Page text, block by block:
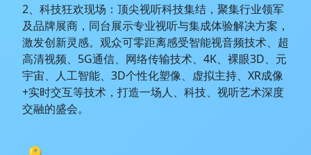
2、科技狂欢现场：顶尖视听科技集结，聚集行业领军
及品牌展商，同台展示专业视听与集成体验解决方案，
激发创新灵感。观众可零距离感受智能视音频技术、超
高清视频、5G通信、网络传输技术、4K、裸眼3D、元
宇宙、人工智能、3D个性化塑像、虚拟主持、XR成像
+实时交互等技术，打造一场人、科技、视听艺术深度
交融的盛会。